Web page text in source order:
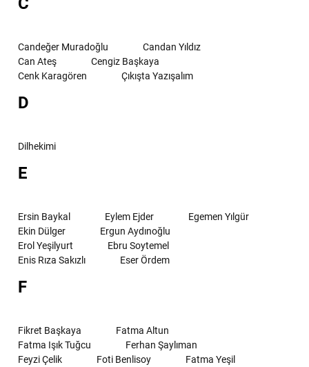
Candeğer Muradoğlu
Candan Yıldız
Can Ateş
Cengiz Başkaya
Cenk Karagören
Çıkışta Yazışalım
D
Dilhekimi
E
Ersin Baykal Eylem Ejder
Egemen Yılgür
Ekin Dülger
Ergun Aydınoğlu
Erol Yeşilyurt
Ebru Soytemel
Enis Rıza Sakızlı
Eser Ördem
F
Fikret Başkaya
Fatma Altun
Fatma Işık Tuğcu
Ferhan Şaylıman
Feyzi Çelik
Foti Benlisoy Fatma Yeşil